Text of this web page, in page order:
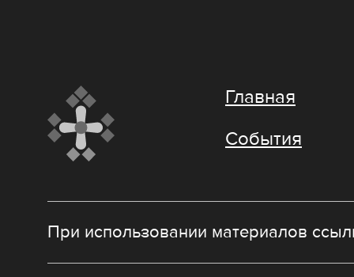
Главная
События
При использовании материалов